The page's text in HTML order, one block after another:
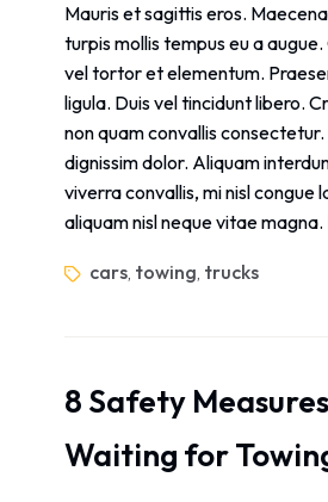
Mauris et sagittis eros.
turpis mollis tempus eu a
vel tortor et elementum.
ligula. Duis vel tincidunt libero.
non quam convallis consectetur.
dignissim dolor. Aliquam
viverra convallis, mi nisl congue
aliquam nisl neque vitae
cars, towing, trucks
8 Safety
Waiting for